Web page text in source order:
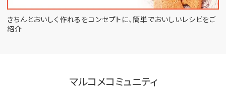
きちんとおいしく作れるをコンセプトに、 簡単でおいしいレシピをご
紹介
マルコメコミュニティ